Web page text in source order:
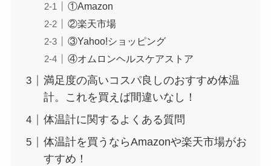
未来のレモンサワーはどこに売ってる？販売店は
コンビニやスーパー！
①Amazon
②楽天市場
③Yahoo!ショッピング
④オムロンヘルスケアストア
満足度の高いコスパ良しのおすすめ体温
計。これを買えば間違いなし！
体温計に関するよくある質問
体温計を買うならAmazonや楽天市場がお
すすめ！